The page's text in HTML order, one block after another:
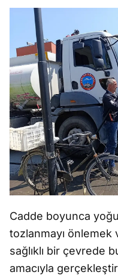
Cadde boyunca
tozlanmayı önlemek
sağlıklı bir çevrede
amacıyla